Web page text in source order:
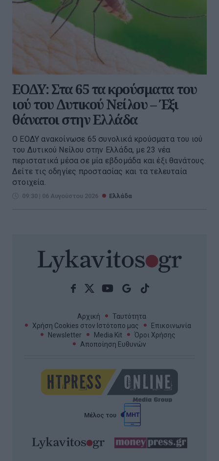
ΕΟΔΥ: Στα 65 τα κρούσματα του
ιού του Δυτικού Νείλου – Έξι
θάνατοι στην Ελλάδα
Ο ΕΟΔΥ ανακοίνωσε 65 συνολικά κρούσματα του ιού
του Δυτικού Νείλου στην Ελλάδα, με 23 νέα
περιστατικά μέσα σε μία εβδομάδα και έξι θανάτους.
Δείτε τις οδηγίες προστασίας και τα τελευταία
στοιχεία.
09:30 | 06 Αυγούστου 2026 Ελλάδα
Αρχική
Ταυτότητα
Χρήση Cookies στον Ιστότοπο μας
Επικοινωνία
Newsletter
Media Kit
Όροι Χρήσης
Αποποίηση Ευθυνών
Μέλος του